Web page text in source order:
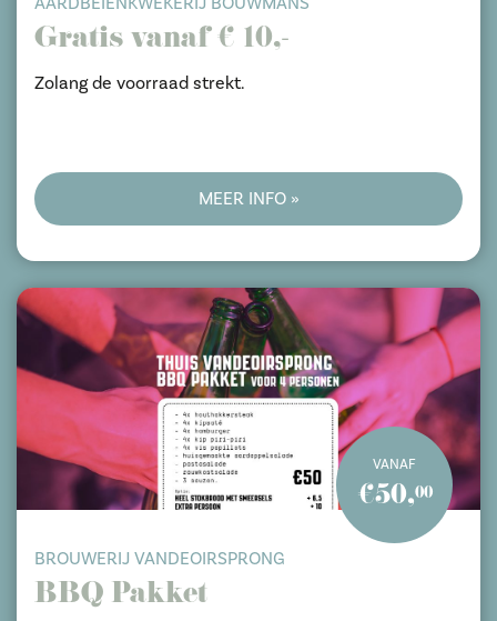
Gratis vanaf € 10,-
Zolang de voorraad strekt.
MEER INFO »
VANAF
€50,00
BROUWERIJ VANDEOIRSPRONG
BBQ Pakket